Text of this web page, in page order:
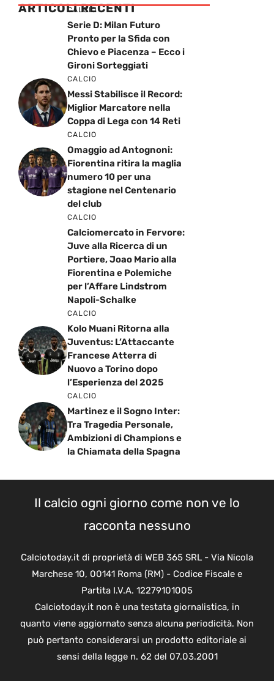
ARTICOLI RECENTI
CALCIO
Serie D: Milan Futuro
Pronto per la Sfida con
Chievo e Piacenza – Ecco i
Gironi Sorteggiati
CALCIO
Messi Stabilisce il Record:
Miglior Marcatore nella
Coppa di Lega con 14 Reti
CALCIO
Omaggio ad Antognoni:
Fiorentina ritira la maglia
numero 10 per una
stagione nel Centenario
del club
CALCIO
Calciomercato in Fervore:
Juve alla Ricerca di un
Portiere, Joao Mario alla
Fiorentina e Polemiche
per l’Affare Lindstrom
Napoli-Schalke
CALCIO
Kolo Muani Ritorna alla
Juventus: L’Attaccante
Francese Atterra di
Nuovo a Torino dopo
l’Esperienza del 2025
CALCIO
Martinez e il Sogno Inter:
Tra Tragedia Personale,
Ambizioni di Champions e
la Chiamata della Spagna
Il calcio ogni giorno come non ve lo
racconta nessuno
Calciotoday.it di proprietà di WEB 365 SRL - Via Nicola
Marchese 10, 00141 Roma (RM) - Codice Fiscale e
Partita I.V.A. 12279101005
Calciotoday.it non è una testata giornalistica, in
quanto viene aggiornato senza alcuna periodicità. Non
può pertanto considerarsi un prodotto editoriale ai
sensi della legge n. 62 del 07.03.2001